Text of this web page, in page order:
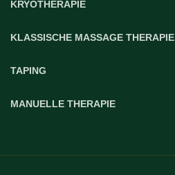
KRYOTHERAPIE
KLASSISCHE MASSAGE THERAPIE
TAPING
MANUELLE THERAPIE